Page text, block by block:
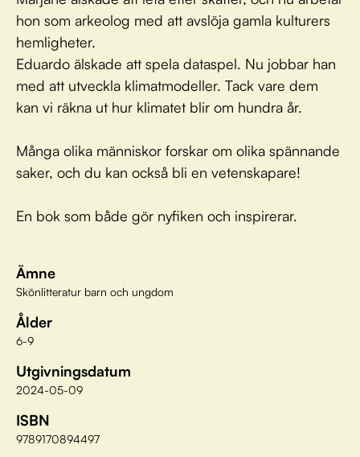
hon som arkeolog med att avslöja gamla kulturers
hemligheter.
Eduardo älskade att spela dataspel. Nu jobbar han
med att utveckla klimatmodeller. Tack vare dem
kan vi räkna ut hur klimatet blir om hundra år.
Många olika människor forskar om olika spännande
saker, och du kan också bli en vetenskapare!
En bok som både gör nyfiken och inspirerar.
Ämne
Skönlitteratur barn och ungdom
Ålder
6-9
Utgivningsdatum
2024-05-09
ISBN
9789170894497